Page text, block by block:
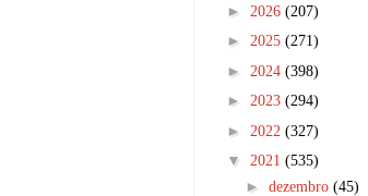
► 2026 (207)
► 2025 (271)
► 2024 (398)
► 2023 (294)
► 2022 (327)
▼ 2021 (535)
► dezembro (45)